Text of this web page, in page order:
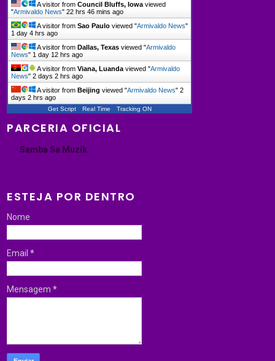
A visitor fromCouncil Bluffs, Iowa viewed
"Armivaldo News"22 hrs 46 mins ago
A visitor fromSao Paulo viewed "Armivaldo News"
1 day 4 hrs ago
A visitor fromDallas, Texas viewed "Armivaldo
News" 1 day 12 hrs ago
A visitor fromViana, Luanda viewed "Armivaldo
News"2 days 2 hrs ago
A visitor fromBeijing viewed "Armivaldo News"2
days 2 hrs ago
Get Script Real Time Tracking ON
PARCERIA OFICIAL
Samba Sa Muzik
ESTEJA POR DENTRO
Nome
Email*
Mensagem*